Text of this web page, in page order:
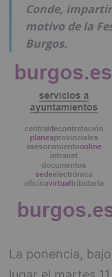
Conde,
motivo de la
Burgos.
La ponencia,